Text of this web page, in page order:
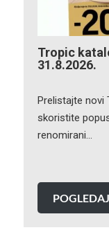
Tropic
31.8.2026.
Prelistajte novi
skoristite
renomirani…
POGLEDAJ